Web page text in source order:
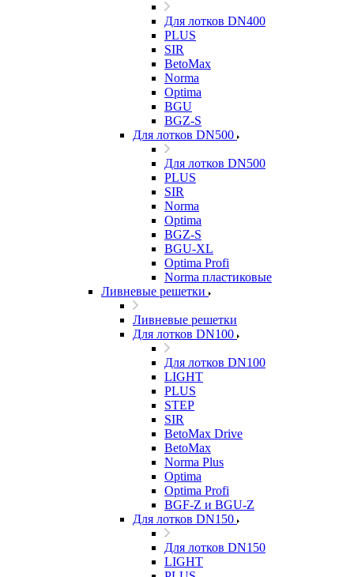
Для лотков DN400
PLUS
SIR
BetoMax
Norma
Optima
BGU
BGZ-S
Для лотков DN500
Для лотков DN500
PLUS
SIR
Norma
Optima
BGZ-S
BGU-XL
Optima Profi
Norma пластиковые
Ливневые решетки
Ливневые решетки
Для лотков DN100
Для лотков DN100
LIGHT
PLUS
STEP
SIR
BetoMax Drive
BetoMax
Norma Plus
Optima
Optima Profi
BGF-Z и BGU-Z
Для лотков DN150
Для лотков DN150
LIGHT